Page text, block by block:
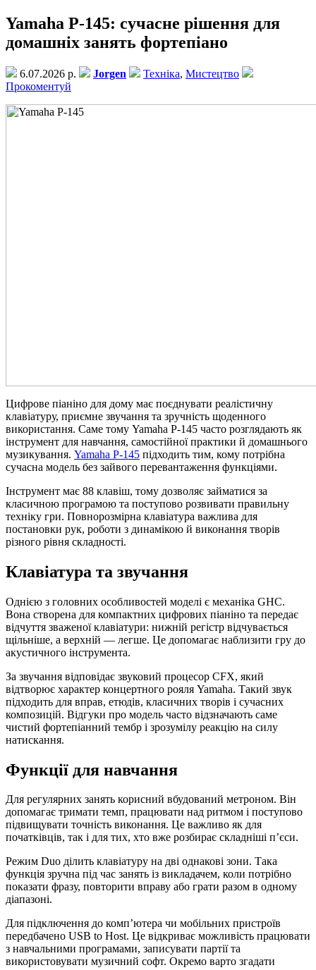
Yamaha P-145: сучасне рішення для
домашніх занять фортепіано
6.07.2026 р. Jorgen Техніка, Мистецтво
Прокоментуй
Цифрове піаніно для дому має поєднувати реалістичну
клавіатуру, приємне звучання та зручність щоденного
використання. Саме тому Yamaha P-145 часто розглядають як
інструмент для навчання, самостійної практики й домашнього
музикування. Yamaha P-145 підходить тим, кому потрібна
сучасна модель без зайвого перевантаження функціями.
Інструмент має 88 клавіш, тому дозволяє займатися за
класичною програмою та поступово розвивати правильну
техніку гри. Повнорозмірна клавіатура важлива для
постановки рук, роботи з динамікою й виконання творів
різного рівня складності.
Клавіатура та звучання
Однією з головних особливостей моделі є механіка GHC.
Вона створена для компактних цифрових піаніно та передає
відчуття зваженої клавіатури: нижній регістр відчувається
щільніше, а верхній — легше. Це допомагає наблизити гру до
акустичного інструмента.
За звучання відповідає звуковий процесор CFX, який
відтворює характер концертного рояля Yamaha. Такий звук
підходить для вправ, етюдів, класичних творів і сучасних
композицій. Відгуки про модель часто відзначають саме
чистий фортепіанний тембр і зрозумілу реакцію на силу
натискання.
Функції для навчання
Для регулярних занять корисний вбудований метроном. Він
допомагає тримати темп, працювати над ритмом і поступово
підвищувати точність виконання. Це важливо як для
початківців, так і для тих, хто вже розбирає складніші п’єси.
Режим Duo ділить клавіатуру на дві однакові зони. Така
функція зручна під час занять із викладачем, коли потрібно
показати фразу, повторити вправу або грати разом в одному
діапазоні.
Для підключення до комп’ютера чи мобільних пристроїв
передбачено USB to Host. Це відкриває можливість працювати
з навчальними програмами, записувати партії та
використовувати музичний софт. Окремо варто згадати